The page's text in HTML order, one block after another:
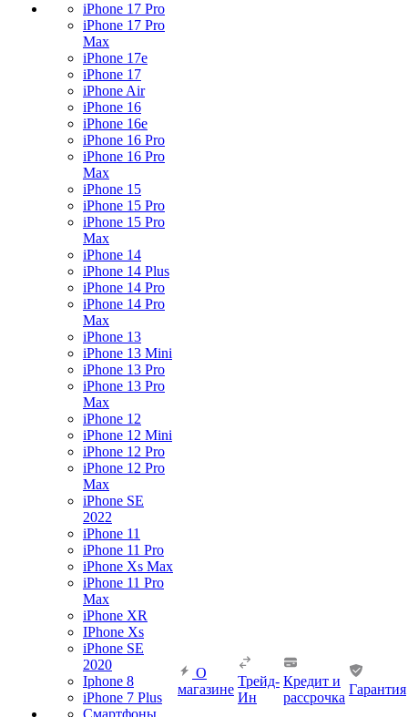
iPhone 17 Pro
iPhone 17 Pro
Max
iPhone 17e
iPhone 17
iPhone Air
iPhone 16
iPhone 16e
iPhone 16 Pro
iPhone 16 Pro
Max
iPhone 15
iPhone 15 Pro
iPhone 15 Pro
Max
iPhone 14
iPhone 14 Plus
iPhone 14 Pro
iPhone 14 Pro
Max
iPhone 13
iPhone 13 Mini
iPhone 13 Pro
iPhone 13 Pro
Max
iPhone 12
iPhone 12 Mini
iPhone 12 Pro
iPhone 12 Pro
Max
iPhone SE
2022
iPhone 11
iPhone 11 Pro
iPhone Xs Max
iPhone 11 Pro
Max
iPhone XR
IPhone Xs
iPhone SE
2020
Iphone 8
iPhone 7 Plus
Смартфоны
О
магазине
Трейд-
Ин
Кредит и
рассрочка
Гарантия